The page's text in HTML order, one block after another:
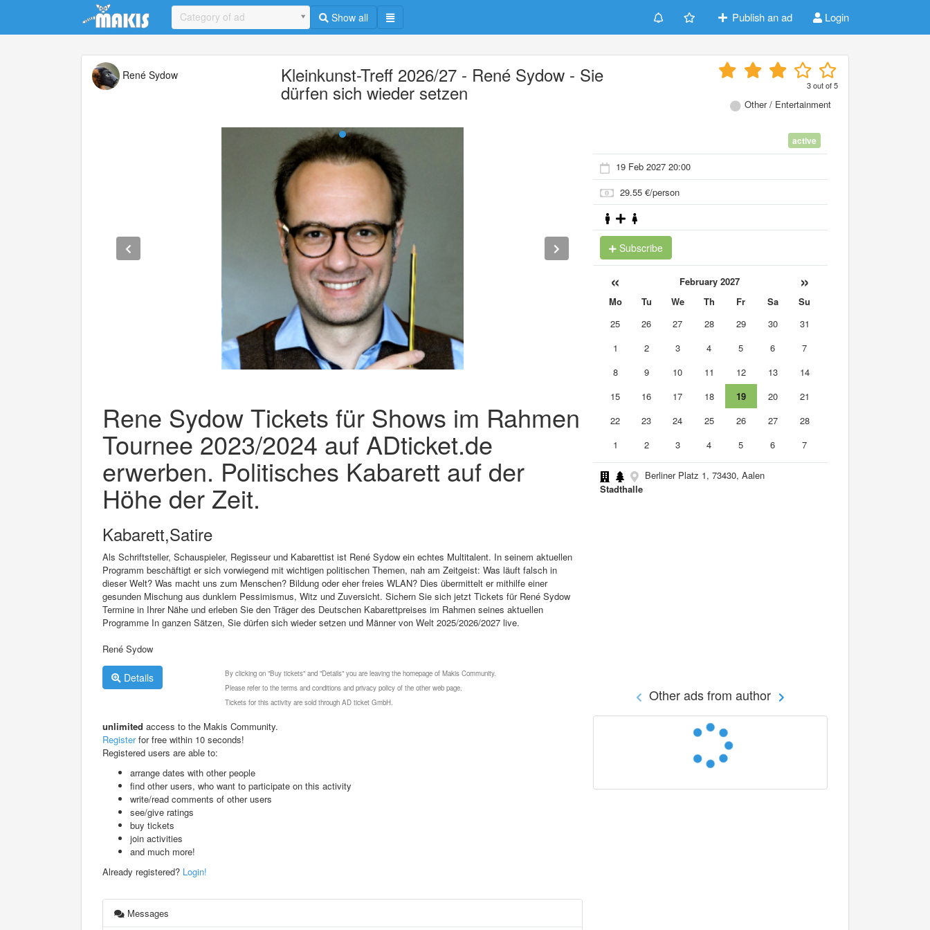
Update cookies preferences
Category of ad Show all Publish an ad Login
René Sydow Kleinkunst-Treff 2026/27 - René Sydow - Sie
dürfen sich wieder setzen 3out of5
Other / Entertainment
Rene Sydow Tickets für Shows im Rahmen
Tournee 2023/2024 auf ADticket.de
erwerben. Politisches Kabarett auf der
Höhe der Zeit.
Kabarett,Satire
Als Schriftsteller, Schauspieler, Regisseur und Kabarettist ist René Sydow ein echtes Multitalent. In seinem aktuellen
Programm beschäftigt er sich vorwiegend mit wichtigen politischen Themen, nah am Zeitgeist: Was läuft falsch in
dieser Welt? Was macht uns zum Menschen? Bildung oder eher freies WLAN? Dies übermittelt er mithilfe einer
gesunden Mischung aus dunklem Pessimismus, Witz und Zuversicht. Sichern Sie sich jetzt Tickets für René Sydow
Termine in Ihrer Nähe und erleben Sie den Träger des Deutschen Kabarettpreises im Rahmen seines aktuellen
Programme In ganzen Sätzen, Sie dürfen sich wieder setzen und Männer von Welt 2025/2026/2027 live.
René Sydow
Details
By clicking on "Buy tickets" and "Details" you are leaving the homepage of Makis Community.
Please refer to the terms and conditions and privacy policy of the other web page.
Tickets for this activity are sold through AD ticket GmbH.
unlimited access to the Makis Community.
Registerfor free within 10 seconds!
Registered users are able to:
arrange dates with other people
find other users, who want to participate on this activity
write/read comments of other users
see/give ratings
buy tickets
join activities
and much more!
Already registered? Login!
Messages
active
19 Feb 2027 20:00
29.55 €/person
Subscribe
« February 2027 »
Mo Tu We Th Fr Sa
Su
25
26 27 28 29 30
31
1
2 3 4 5 6
7
8
9 10 11 12 13
14
15
16 17 18 19 20
21
22
23 24 25 26 27
28
1
2 3 4 5 6 7
Berliner Platz 1, 73430, Aalen
Stadthalle
Other ads from author